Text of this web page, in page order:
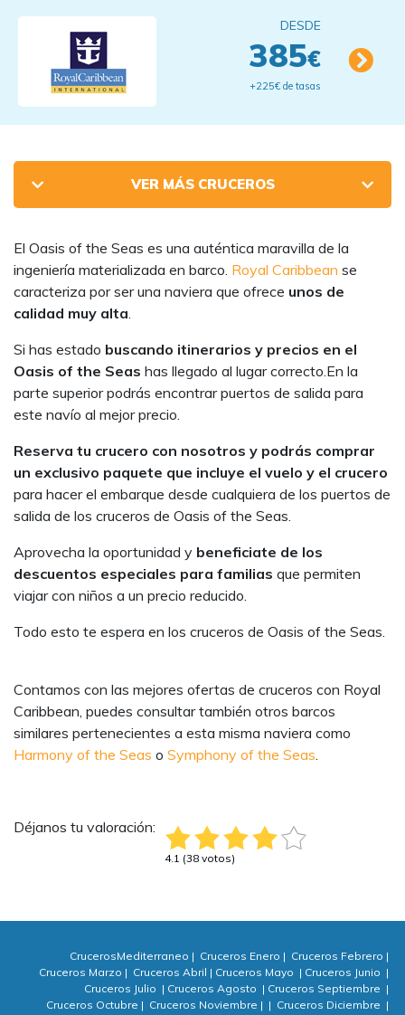
DESDE
385€
+225€ de tasas
VER MÁS CRUCEROS
El Oasis of the Seas es una auténtica maravilla de la
ingeniería materializada en barco. Royal Caribbean se
caracteriza por ser una naviera que ofrece unos de
calidad muy alta.
Si has estado buscando itinerarios y precios en el
Oasis of the Seas has llegado al lugar correcto.En la
parte superior podrás encontrar puertos de salida para
este navío al mejor precio.
Reserva tu crucero con nosotros y podrás comprar
un exclusivo paquete que incluye el vuelo y el crucero
para hacer el embarque desde cualquiera de los puertos de
salida de los cruceros de Oasis of the Seas.
Aprovecha la oportunidad y beneficiate de los
descuentos especiales para familias que permiten
viajar con niños a un precio reducido.
Todo esto te espera en los cruceros de Oasis of the Seas.
Contamos con las mejores ofertas de cruceros con Royal
Caribbean, puedes consultar también otros barcos
similares pertenecientes a esta misma naviera como
Harmony of the Seas o Symphony of the Seas.
Déjanos tu valoración:
4.1 (38 votos)
CrucerosMediterraneo | Cruceros Enero | Cruceros Febrero |
Cruceros Marzo | Cruceros Abril | Cruceros Mayo | Cruceros Junio |
Cruceros Julio | Cruceros Agosto | Cruceros Septiembre |
Cruceros Octubre | Cruceros Noviembre | | Cruceros Diciembre |